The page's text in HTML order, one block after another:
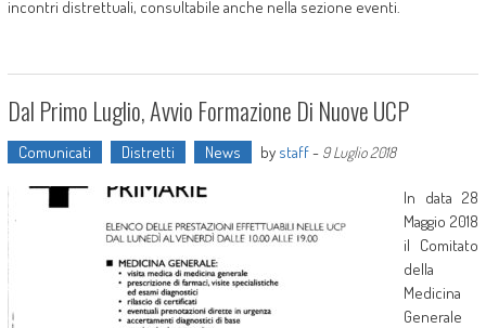
incontri distrettuali, consultabile anche nella sezione eventi.
Dal Primo Luglio, Avvio Formazione Di Nuove UCP
Comunicati Distretti News by staff- 9 Luglio 2018
In data 28
Maggio 2018
il Comitato
della
Medicina
Generale